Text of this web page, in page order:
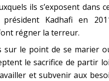
ils s’exposent dans
Kadhafi en
régner la terreur.
sur le point de se marier
le sacrifice de partir
et subvenir aux